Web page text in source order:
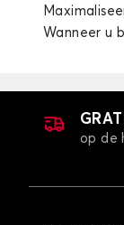
Wanneer u
op de